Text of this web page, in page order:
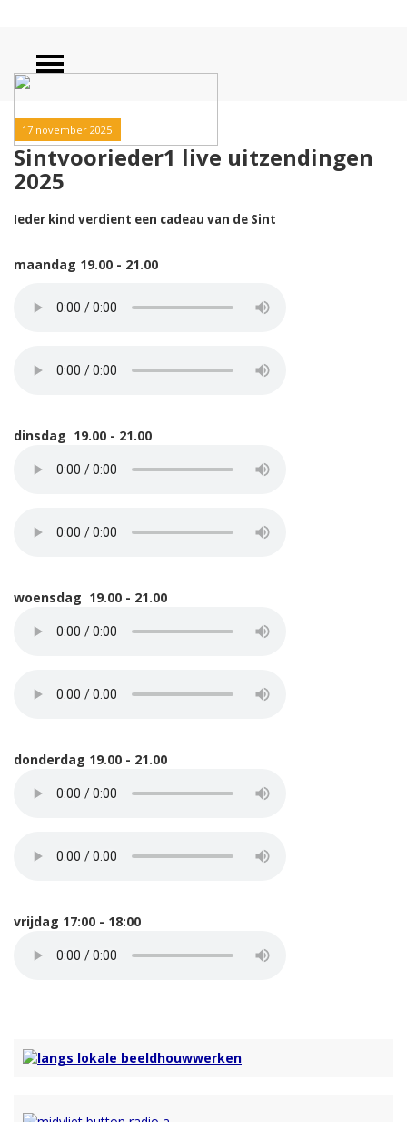
17 november 2025
Sintvoorieder1 live uitzendingen
2025
Ieder kind verdient een cadeau van de Sint
maandag 19.00 - 21.00
dinsdag 19.00 - 21.00
woensdag 19.00 - 21.00
donderdag 19.00 - 21.00
vrijdag 17:00 - 18:00